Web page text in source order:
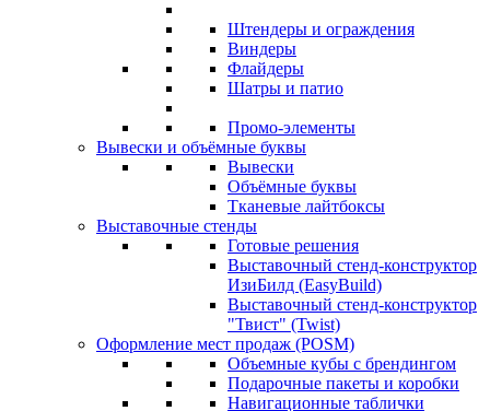
Штендеры и ограждения
Виндеры
Флайдеры
Шатры и патио
Промо-элементы
Вывески и объёмные буквы
Вывески
Объёмные буквы
Тканевые лайтбоксы
Выставочные стенды
Готовые решения
Выставочный стенд-конструктор
ИзиБилд (EasyBuild)
Выставочный стенд-конструктор
"Твист" (Twist)
Оформление мест продаж (POSM)
Объемные кубы с брендингом
Подарочные пакеты и коробки
Навигационные таблички